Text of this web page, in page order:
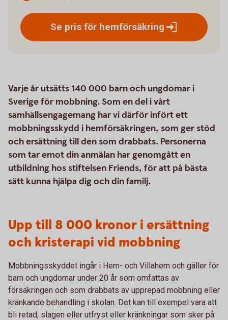
Se pris för hemförsäkring
Varje år utsätts 140 000 barn och ungdomar i
Sverige för mobbning. Som en del i vårt
samhällsengagemang har vi därför infört ett
mobbningsskydd i hemförsäkringen, som ger stöd
och ersättning till den som drabbats. Personerna
som tar emot din anmälan har genomgått en
utbildning hos stiftelsen Friends, för att på bästa
sätt kunna hjälpa dig och din familj.
Upp till 8 000 kronor i ersättning
och kristerapi vid mobbning
Mobbningsskyddet ingår i Hem- och Villahem och gäller för
barn och ungdomar under 20 år som omfattas av
försäkringen och som drabbats av upprepad mobbning eller
kränkande behandling i skolan. Det kan till exempel vara att
bli retad, slagen eller utfryst eller kränkningar som sker på